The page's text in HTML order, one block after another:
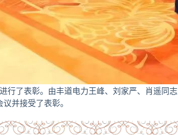
表彰。由丰道电力王峰、刘家严、肖遥同志
并接受了表彰。